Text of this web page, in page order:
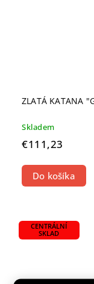
ZLATÁ KATANA
Skladem
€111,23
Do košíka
CENTRÁLNÍ
SKLAD